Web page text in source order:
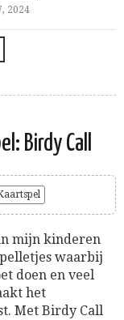
2024
Birdy Call
mijn kinderen
waarbij
doen en veel
het
Met Birdy Call